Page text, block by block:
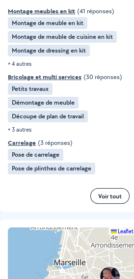
Montage meubles en kit (41 réponses)
Montage de meuble en kit
Montage de meuble de cuisine en kit
Montage de dressing en kit
+ 4 autres
Bricolage et multi services (30 réponses)
Petits travaux
Démontage de meuble
Découpe de plan de travail
+ 3 autres
Carrelage (3 réponses)
Pose de carrelage
Pose de plinthes de carrelage
Voir tout
Leaflet